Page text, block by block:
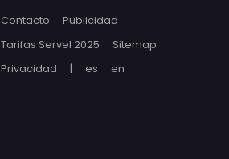
Contacto
Publicidad
Tarifas Servel 2025
Sitemap
Privacidad
| es en